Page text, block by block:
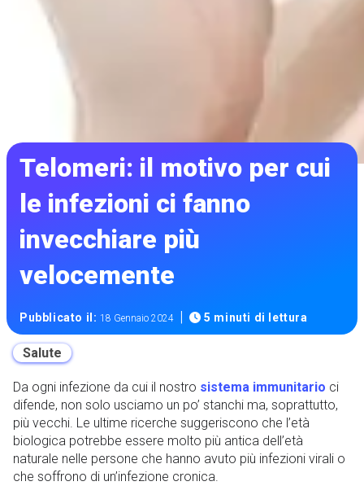
Telomeri: il motivo per cui
le infezioni ci fanno
invecchiare più
velocemente
Pubblicato il:18 Gennaio 2024 | 5 minuti di lettura
Salute
Da ogni infezione da cui il nostro sistema immunitario ci
difende, non solo usciamo un po’ stanchi ma, soprattutto,
più vecchi. Le ultime ricerche suggeriscono che l’età
biologica potrebbe essere molto più antica dell’età
naturale nelle persone che hanno avuto più infezioni virali o
che soffrono di un’infezione cronica.